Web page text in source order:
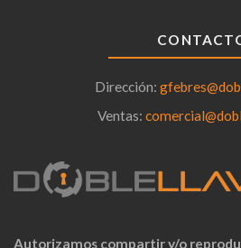
Dirección:
Ventas:
Autorizamos compartir y/o